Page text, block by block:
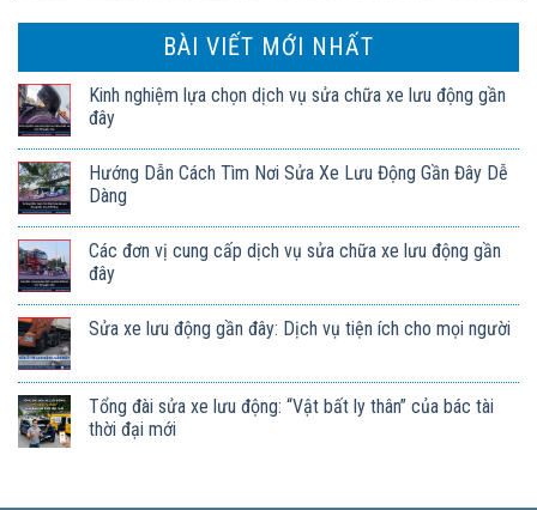
BÀI VIẾT MỚI NHẤT
Kinh nghiệm lựa chọn dịch vụ sửa chữa xe lưu động gần
đây
Hướng Dẫn Cách Tìm Nơi Sửa Xe Lưu Động Gần Đây Dễ
Dàng
Các đơn vị cung cấp dịch vụ sửa chữa xe lưu động gần
đây
Sửa xe lưu động gần đây: Dịch vụ tiện ích cho mọi người
Tổng đài sửa xe lưu động: “Vật bất ly thân” của bác tài
thời đại mới